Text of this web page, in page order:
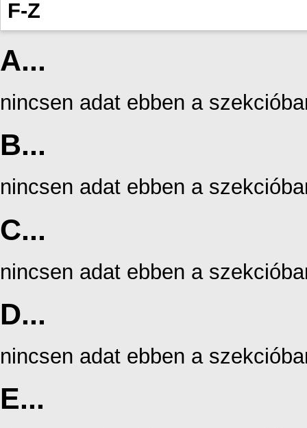
F-Z
A...
nincsen adat ebben a
B...
nincsen adat ebben a
C...
nincsen adat ebben a
D...
nincsen adat ebben a
E...